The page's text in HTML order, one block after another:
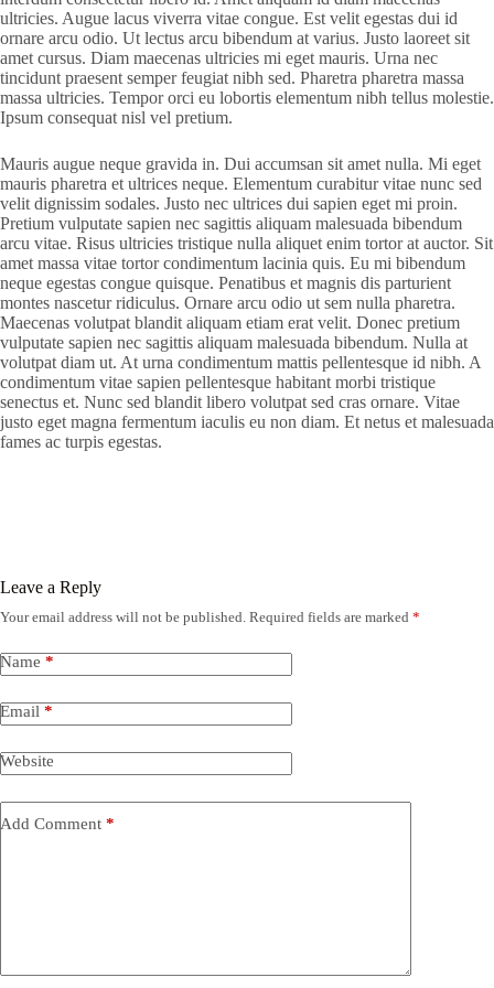
ultricies. Augue lacus viverra vitae congue. Est velit egestas dui id
ornare arcu odio. Ut lectus arcu bibendum at varius. Justo laoreet sit
amet cursus. Diam maecenas ultricies mi eget mauris. Urna nec
tincidunt praesent semper feugiat nibh sed. Pharetra pharetra massa
massa ultricies. Tempor orci eu lobortis elementum nibh tellus molestie.
Ipsum consequat nisl vel pretium.
Mauris augue neque gravida in. Dui accumsan sit amet nulla. Mi eget
mauris pharetra et ultrices neque. Elementum curabitur vitae nunc sed
velit dignissim sodales. Justo nec ultrices dui sapien eget mi proin.
Pretium vulputate sapien nec sagittis aliquam malesuada bibendum
arcu vitae. Risus ultricies tristique nulla aliquet enim tortor at auctor. Sit
amet massa vitae tortor condimentum lacinia quis. Eu mi bibendum
neque egestas congue quisque. Penatibus et magnis dis parturient
montes nascetur ridiculus. Ornare arcu odio ut sem nulla pharetra.
Maecenas volutpat blandit aliquam etiam erat velit. Donec pretium
vulputate sapien nec sagittis aliquam malesuada bibendum. Nulla at
volutpat diam ut. At urna condimentum mattis pellentesque id nibh. A
condimentum vitae sapien pellentesque habitant morbi tristique
senectus et. Nunc sed blandit libero volutpat sed cras ornare. Vitae
justo eget magna fermentum iaculis eu non diam. Et netus et malesuada
fames ac turpis egestas.
Leave a Reply
Your email address will not be published. Required fields are marked *
Name *
Email *
Website
Add Comment *